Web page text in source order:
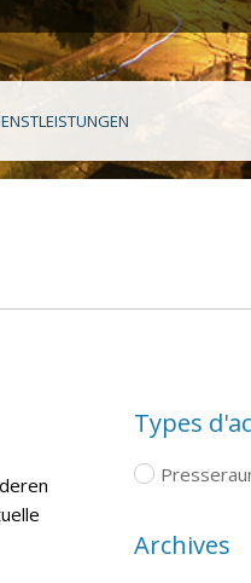
Types
Archives